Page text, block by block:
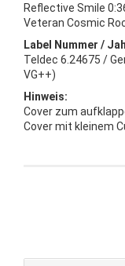
Reflective Smile
Veteran Cosmic
Label Nummer /
Teldec 6.24675 /
VG++)
Hinweis:
Cover zum
Cover mit kleinem